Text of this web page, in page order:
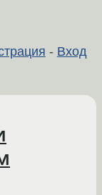
- Вход